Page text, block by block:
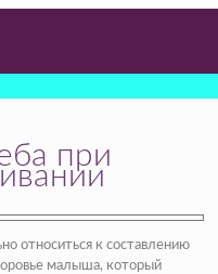
при
относиться к составлению
малыша, который